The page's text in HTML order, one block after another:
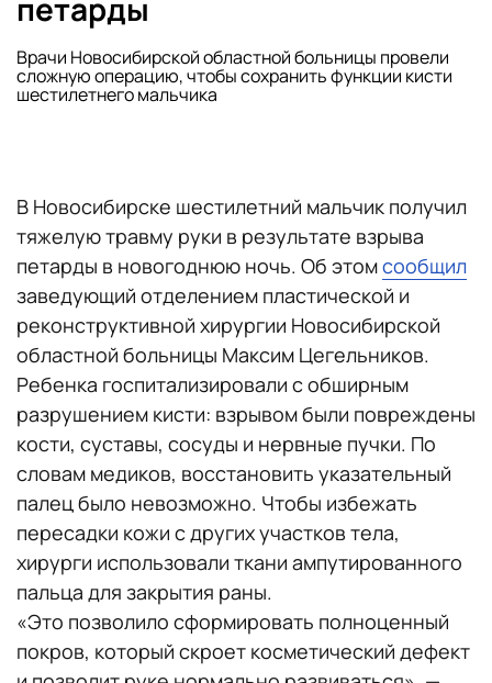
петарды
Врачи Новосибирской областной больницы провели
сложную операцию, чтобы сохранить функции кисти
шестилетнего мальчика
В Новосибирске шестилетний мальчик получил
тяжелую травму руки в результате взрыва
петарды в новогоднюю ночь. Об этомсообщил
заведующий отделением пластической и
реконструктивной хирургии Новосибирской
областной больницы Максим Цегельников.
Ребенка госпитализировали с обширным
разрушением кисти: взрывом были повреждены
кости, суставы, сосуды и нервные пучки. По
словам медиков, восстановить указательный
палец было невозможно. Чтобы избежать
пересадки кожи с других участков тела,
хирурги использовали ткани ампутированного
пальца для закрытия раны.
«Это позволило сформировать полноценный
покров, который скроет косметический дефект